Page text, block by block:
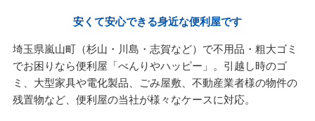
安くて安心できる身近な便利屋です
埼玉県嵐山町（杉山・川島・志賀など）で不用品・粗大ゴミ
でお困りなら便利屋「べんりやハッピー」。引越し時のゴ
ミ、大型家具や電化製品、ごみ屋敷、不動産業者様の物件の
残置物など、便利屋の当社が様々なケースに対応。